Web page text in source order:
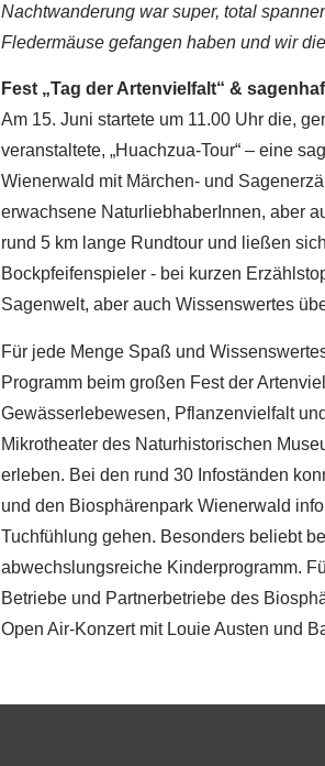
Nachtwanderung war super, total
Fledermäuse gefangen haben und wir
Fest „Tag der Artenvielfalt“ &
Am 15. Juni startete um 11.00 Uhr die,
veranstaltete, „Huachzua-Tour“ – eine
Wienerwald mit Märchen- und
erwachsene NaturliebhaberInnen, aber
rund 5 km lange Rundtour und ließen
Bockpfeifenspieler - bei kurzen
Sagenwelt, aber auch Wissenswertes
Für jede Menge Spaß und
Programm beim großen Fest der
Gewässerlebewesen, Pflanzenvielfalt
Mikrotheater des Naturhistorischen
erleben. Bei den rund 30 Infoständen
und den Biosphärenpark Wienerwald
Tuchfühlung gehen. Besonders beliebt
abwechslungsreiche Kinderprogramm.
Betriebe und Partnerbetriebe des
Open Air-Konzert mit Louie Austen und